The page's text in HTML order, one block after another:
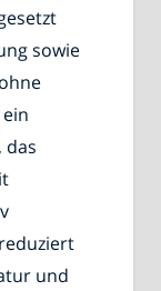
sowie
das
und